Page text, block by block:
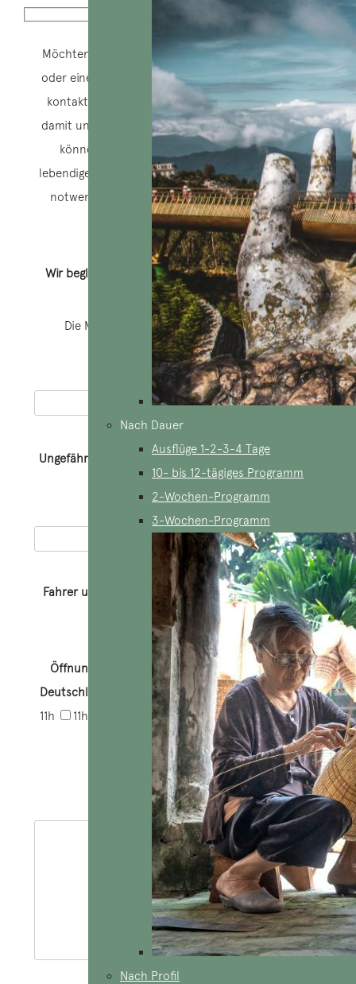
Nach Dauer
Ausflüge 1-2-3-4 Tage
10- bis 12-tägiges Programm
2-Wochen-Programm
3-Wochen-Programm
Nach Profil
Möchten Sie einen deutschsprachigen Reiseführer
oder einen mit einem Privatauto reservieren? Bitte
kontaktieren Sie uns unter Ihrer Telefonnummer,
damit unsere Reiseberater Sie kostenlos abmelden
können. Ainsi, Sie sprechen mit uns über die
lebendige Stimme, während Sie uns die Verträge, die
notwendigen Ratschläge und Hilfsmittel für Ihre
Entscheidung mitteilen.
Wir begleiten Sie während jedes Reiseabschnitts!
Die Marken eines * sind nicht obligatorisch
Name und Vorname *
Ungefähres Ankunftsdatum *
Email *
Fahrer und Auto. Fahrer und Auto.
Reise mit
Führer und Fahrer
Öffnungszeiten für das RDV-Telefon (Stunden in
Deutschland) *
8h bis 9h 9h bis 10h
10h bis
11h
11h bis 12h 12h bis 13h 13h bis 14h
14h
bis 15h
Votre-Nachricht *